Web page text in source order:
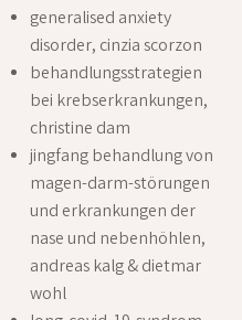
generalised anxiety
disorder, cinzia scorzon
behandlungsstrategien
bei krebserkrankungen,
christine dam
jingfang behandlung von
magen-darm-störungen
und erkrankungen der
nase und nebenhöhlen,
andreas kalg & dietmar
wohl